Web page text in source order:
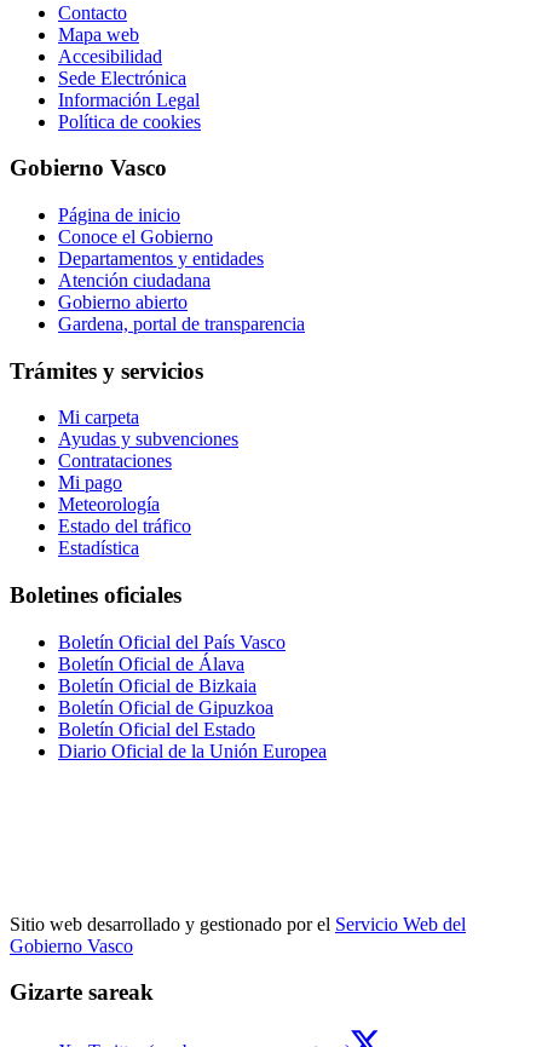
Contacto
Mapa web
Accesibilidad
Sede Electrónica
Información Legal
Política de cookies
Gobierno Vasco
Página de inicio
Conoce el Gobierno
Departamentos y entidades
Atención ciudadana
Gobierno abierto
Gardena, portal de transparencia
Trámites y servicios
Mi carpeta
Ayudas y subvenciones
Contrataciones
Mi pago
Meteorología
Estado del tráfico
Estadística
Boletines oficiales
Boletín Oficial del País Vasco
Boletín Oficial de Álava
Boletín Oficial de Bizkaia
Boletín Oficial de Gipuzkoa
Boletín Oficial del Estado
Diario Oficial de la Unión Europea
Sitio web desarrollado y gestionado por el Servicio Web del
Gobierno Vasco
Gizarte sareak